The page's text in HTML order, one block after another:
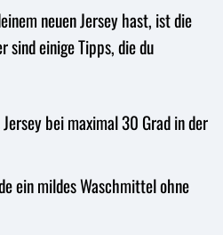
neuen Jersey hast, ist die
sind einige Tipps, die du
bei maximal 30 Grad in der
ein mildes Waschmittel ohne